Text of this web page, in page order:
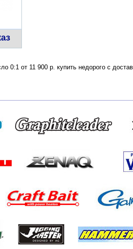
0:1 от 11 900 р. купить недорого с